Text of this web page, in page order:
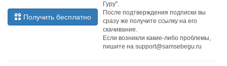
Получить бесплатно
Гуру".
После подтверждения подписки вы
сразу же получите ссылку на его
скачивание.
Если возникли какие-либо проблемы,
пишите на support@samsebegu.ru